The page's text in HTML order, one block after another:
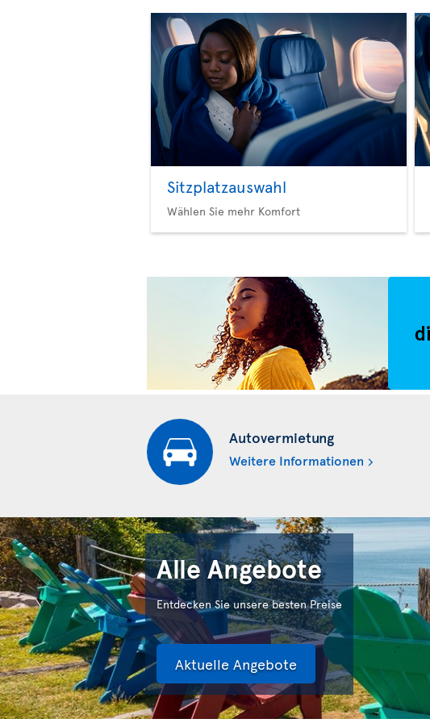
Sitzplatzauswahl
Wählen Sie mehr Komfort
Autovermietung
Weitere Informationen
Alle Angebote
Entdecken Sie unsere besten Preise
Aktuelle Angebote